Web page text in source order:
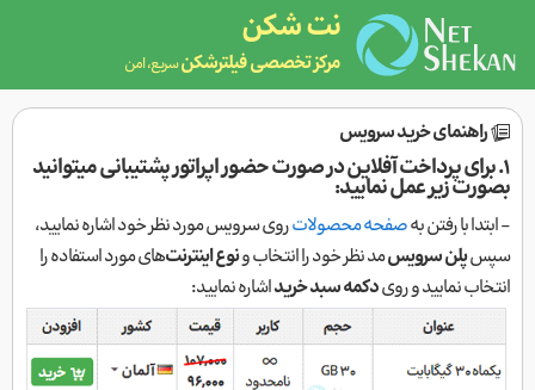
نت شکن
مرکز تخصصی فیلترشکنسریع، امن
راهنمای خرید سرویس
۱. برای پرداخت آفلاین در صورت حضور اپراتور پشتیبانی میتوانید
بصورت زیر عمل نمایید:
- ابتدا با رفتن بهصفحه محصولاتروی سرویس مورد نظر خود اشاره نمایید،
سپسپلن سرویسمد نظر خود را انتخاب ونوع اینترنت‌های مورد استفاده را
انتخاب نمایید و رویدکمه سبد خریداشاره نمایید: